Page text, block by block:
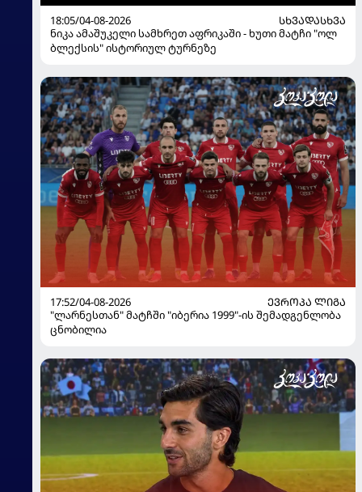
18:05/04-08-2026
ᲡᲮᲕᲐᲓᲐᲡᲮᲕᲐ
ნიკა ამაშუკელი სამხრეთ აფრიკაში - ხუთი მატჩი "ოლ
ბლექსის" ისტორიულ ტურნეზე
17:52/04-08-2026
ᲔᲕᲠᲝᲞᲐ ᲚᲘᲒᲐ
"ლარნესთან" მატჩში "იბერია 1999"-ის შემადგენლობა
ცნობილია